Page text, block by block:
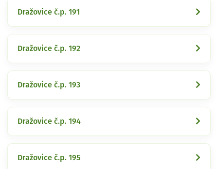
Dražovice č.p. 191
Dražovice č.p. 192
Dražovice č.p. 193
Dražovice č.p. 194
Dražovice č.p. 195